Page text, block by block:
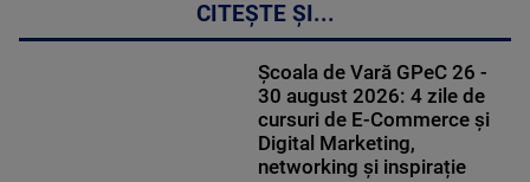
CITEȘTE ȘI...
Școala de Vară GPeC 26 -
30 august 2026: 4 zile de
cursuri de E-Commerce și
Digital Marketing,
networking și inspirație